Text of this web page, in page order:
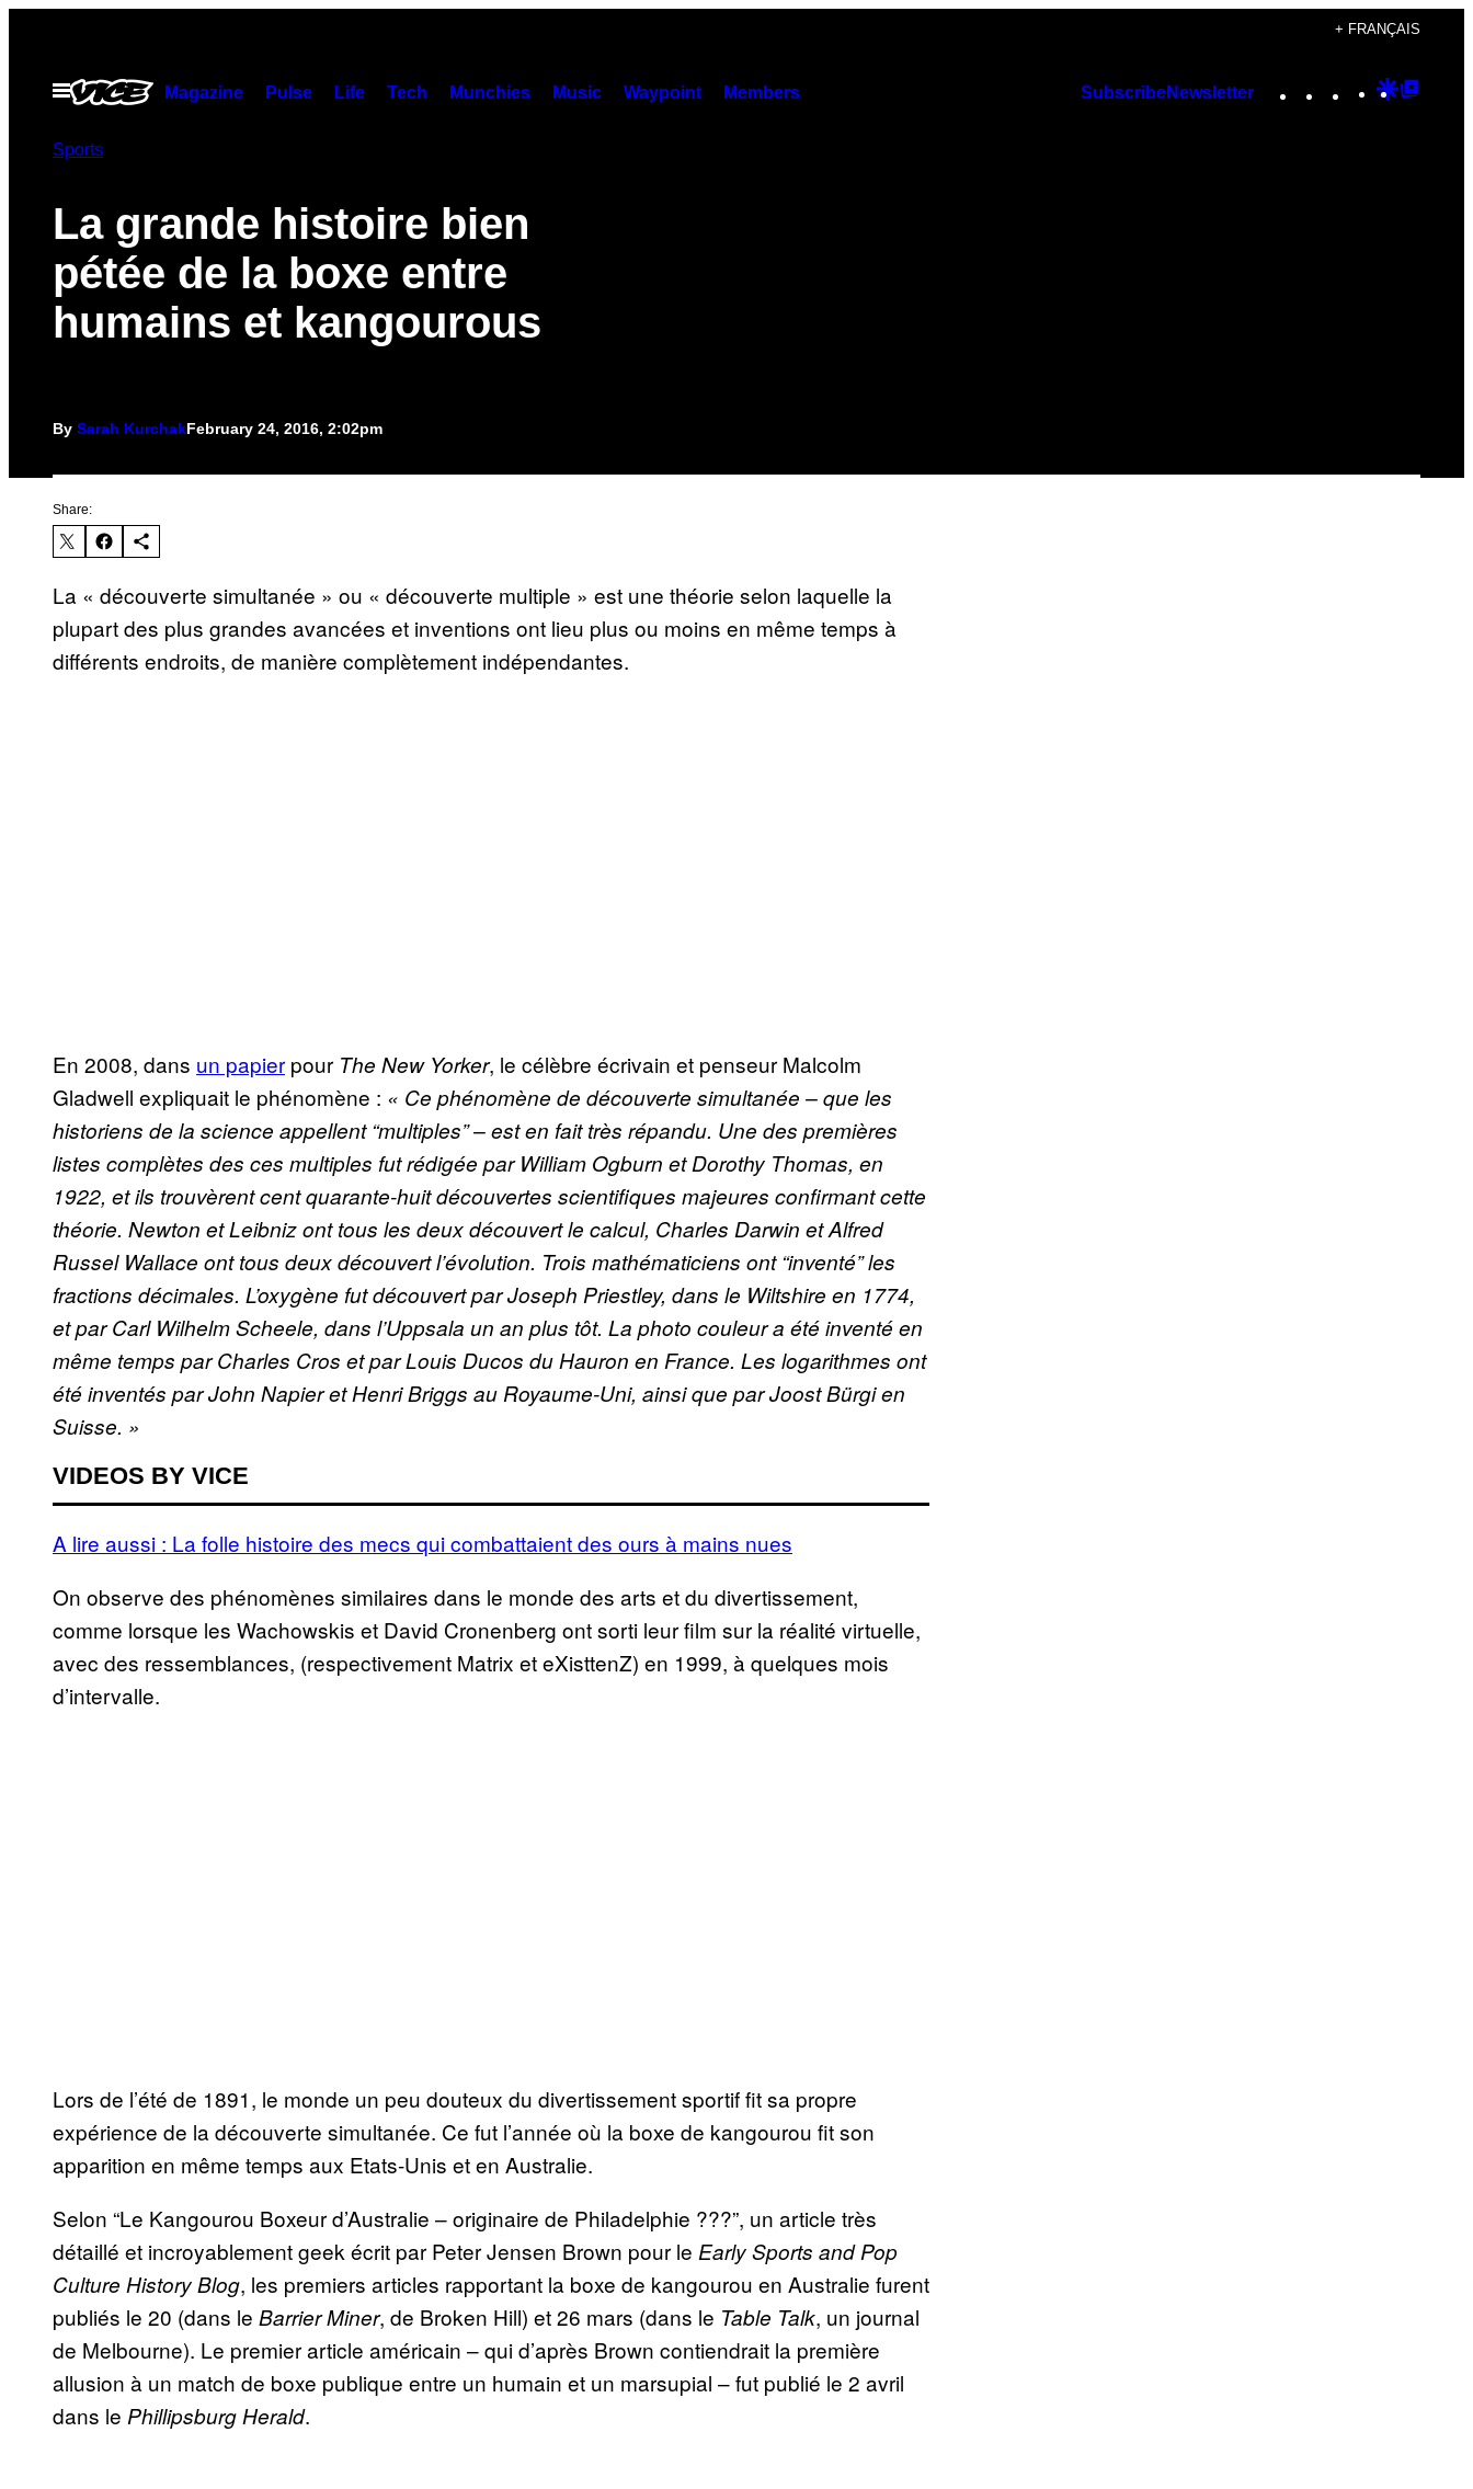
content
+ FRANÇAIS
Open
Menu
Magazine Pulse Life Tech Munchies Music Waypoint Members SubscribeNewsletter Instagram
TikTok
YouTube
Google
Sports
La grande histoire bien
pétée de la boxe entre
humains et kangourous
By Sarah KurchakFebruary 24, 2016, 2:02pm
Share:
La « découverte simultanée » ou « découverte multiple » est une théorie selon laquelle la
plupart des plus grandes avancées et inventions ont lieu plus ou moins en même temps à
différents endroits, de manière complètement indépendantes.
En 2008, dans un papier pour The New Yorker, le célèbre écrivain et penseur Malcolm
Gladwell expliquait le phénomène : « Ce phénomène de découverte simultanée – que les
historiens de la science appellent “multiples” – est en fait très répandu. Une des premières
listes complètes des ces multiples fut rédigée par William Ogburn et Dorothy Thomas, en
1922, et ils trouvèrent cent quarante-huit découvertes scientifiques majeures confirmant cette
théorie. Newton et Leibniz ont tous les deux découvert le calcul, Charles Darwin et Alfred
Russel Wallace ont tous deux découvert l’évolution. Trois mathématiciens ont “inventé” les
fractions décimales. L’oxygène fut découvert par Joseph Priestley, dans le Wiltshire en 1774,
et par Carl Wilhelm Scheele, dans l’Uppsala un an plus tôt. La photo couleur a été inventé en
même temps par Charles Cros et par Louis Ducos du Hauron en France. Les logarithmes ont
été inventés par John Napier et Henri Briggs au Royaume-Uni, ainsi que par Joost Bürgi en
Suisse. »
VIDEOS BY VICE
A lire aussi : La folle histoire des mecs qui combattaient des ours à mains nues
On observe des phénomènes similaires dans le monde des arts et du divertissement,
comme lorsque les Wachowskis et David Cronenberg ont sorti leur film sur la réalité virtuelle,
avec des ressemblances, (respectivement Matrix et eXisttenZ) en 1999, à quelques mois
d’intervalle.
Lors de l’été de 1891, le monde un peu douteux du divertissement sportif fit sa propre
expérience de la découverte simultanée. Ce fut l’année où la boxe de kangourou fit son
apparition en même temps aux Etats-Unis et en Australie.
Selon “Le Kangourou Boxeur d’Australie – originaire de Philadelphie ???”, un article très
détaillé et incroyablement geek écrit par Peter Jensen Brown pour le Early Sports and Pop
Culture History Blog, les premiers articles rapportant la boxe de kangourou en Australie furent
publiés le 20 (dans le Barrier Miner, de Broken Hill) et 26 mars (dans le Table Talk, un journal
de Melbourne). Le premier article américain – qui d’après Brown contiendrait la première
allusion à un match de boxe publique entre un humain et un marsupial – fut publié le 2 avril
dans le Phillipsburg Herald.